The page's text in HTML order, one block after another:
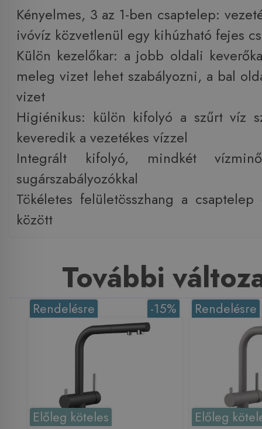
Kényelmes, 3 az 1-ben csaptelep:
ivóvíz közvetlenül egy kihúzható fejes
Külön kezelőkar: a jobb oldali
meleg vizet lehet szabályozni, a bal
vizet
Higiénikus: külön kifolyó a szűrt víz
keveredik a vezetékes vízzel
Integrált kifolyó, mindkét
sugárszabályozókkal
Tökéletes felületösszhang a
között
További
-15%
Rendelésre
Előleg köteles
Rendelésre
Előleg